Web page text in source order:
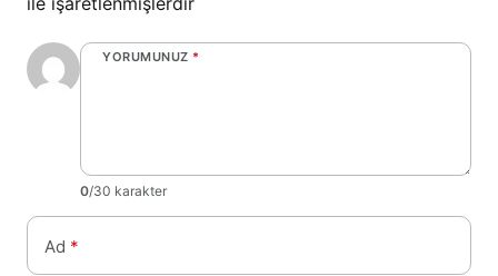
YORUMUNUZ *
0/30 karakter
Ad *